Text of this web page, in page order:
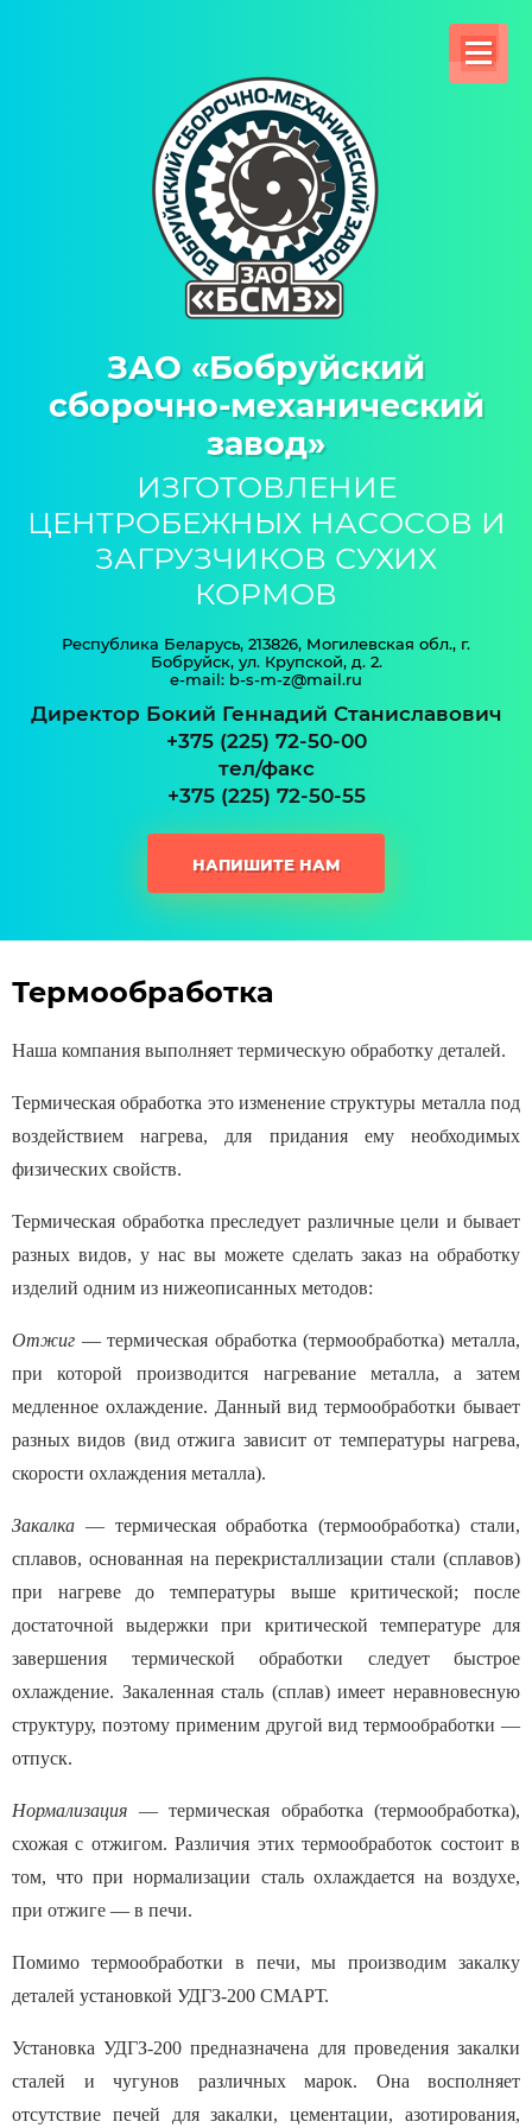
ЗАО «Бобруйский
сборочно-механический
завод»
ИЗГОТОВЛЕНИЕ
ЦЕНТРОБЕЖНЫХ НАСОСОВ И
ЗАГРУЗЧИКОВ СУХИХ
КОРМОВ
Республика Беларусь, 213826, Могилевская обл., г.
Бобруйск, ул. Крупской, д. 2.
e-mail: b-s-m-z@mail.ru
Директор Бокий Геннадий Станиславович
+375 (225) 72-50-00
тел/факс
+375 (225) 72-50-55
НАПИШИТЕ НАМ
Термообработка
Наша компания выполняет термическую обработку деталей.
Термическая обработка это изменение структуры металла под
воздействием нагрева, для придания ему необходимых
физических свойств.
Термическая обработка преследует различные цели и бывает
разных видов, у нас вы можете сделать заказ на обработку
изделий одним из нижеописанных методов:
Отжиг — термическая обработка (термообработка) металла,
при которой производится нагревание металла, а затем
медленное охлаждение. Данный вид термообработки бывает
разных видов (вид отжига зависит от температуры нагрева,
скорости охлаждения металла).
Закалка — термическая обработка (термообработка) стали,
сплавов, основанная на перекристаллизации стали (сплавов)
при нагреве до температуры выше критической; после
достаточной выдержки при критической температуре для
завершения термической обработки следует быстрое
охлаждение. Закаленная сталь (сплав) имеет неравновесную
структуру, поэтому применим другой вид термообработки —
отпуск.
Нормализация — термическая обработка (термообработка),
схожая с отжигом. Различия этих термообработок состоит в
том, что при нормализации сталь охлаждается на воздухе,
при отжиге — в печи.
Помимо термообработки в печи, мы производим закалку
деталей установкой УДГЗ-200 СМАРТ.
Установка УДГЗ-200 предназначена для проведения закалки
сталей и чугунов различных марок. Она восполняет
отсутствие печей для закалки, цементации, азотирования,